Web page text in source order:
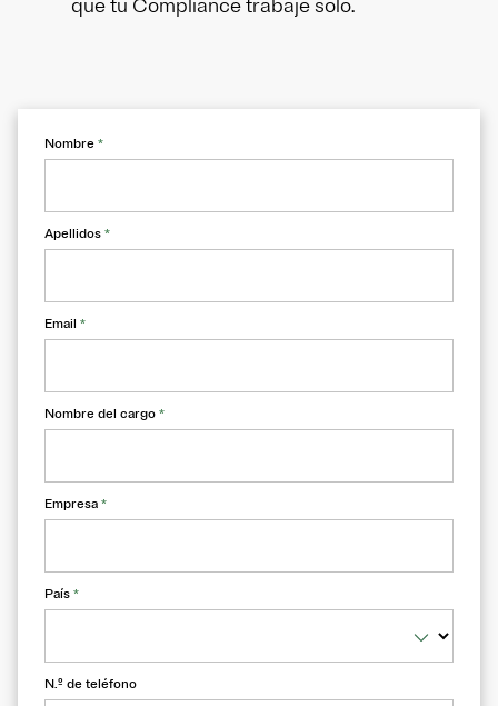
que tu Compliance trabaje solo.
Nombre *
Apellidos *
Email *
Nombre del cargo *
Empresa *
País *
N.º de teléfono